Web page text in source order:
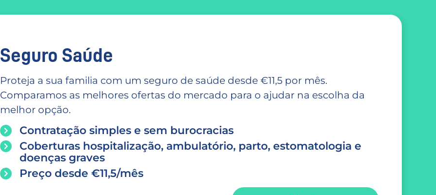
Seguro Saúde
Proteja a sua familia com um seguro de saúde desde €11,5 por mês.
Comparamos as melhores ofertas do mercado para o ajudar na escolha da
melhor opção.
Contratação simples e sem burocracias
Coberturas hospitalização, ambulatório, parto, estomatologia e
doenças graves
Preço desde €11,5/mês